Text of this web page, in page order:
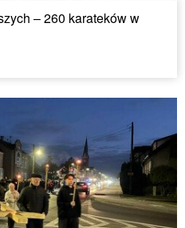
– 260 karateków w